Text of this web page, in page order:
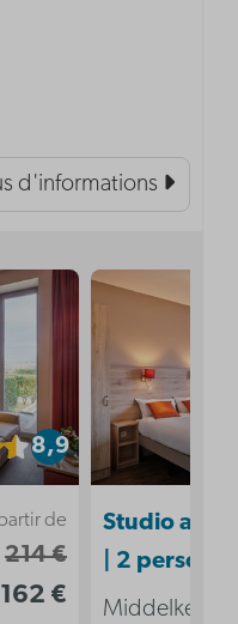
d'informations
8,9
de
214 €
162 €
Studio
| 2
Middelkerke,